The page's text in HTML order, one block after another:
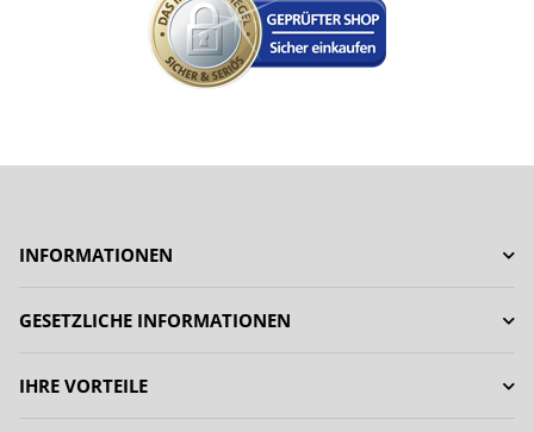
INFORMATIONEN
GESETZLICHE INFORMATIONEN
IHRE VORTEILE